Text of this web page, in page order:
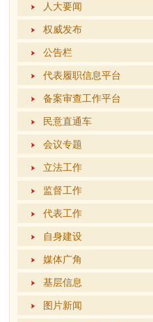
人大要闻
权威发布
公告栏
代表履职信息平台
备案审查工作平台
民意直通车
会议专题
立法工作
监督工作
代表工作
自身建设
媒体广角
基层信息
图片新闻